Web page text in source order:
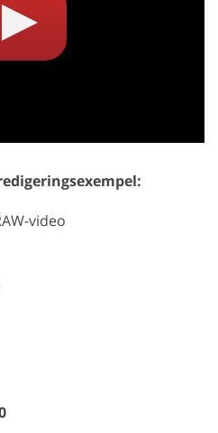
video